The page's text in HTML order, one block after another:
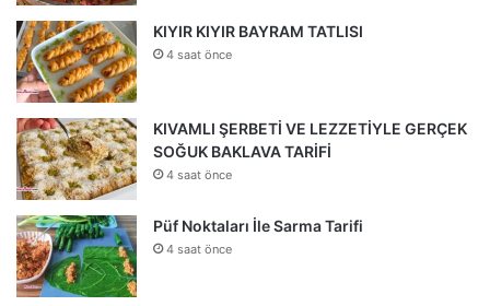
KIYIR KIYIR BAYRAM TATLISI
4 saat önce
KIVAMLI ŞERBETİ VE LEZZETİYLE GERÇEK
SOĞUK BAKLAVA TARİFİ
4 saat önce
Püf Noktaları İle Sarma Tarifi
4 saat önce